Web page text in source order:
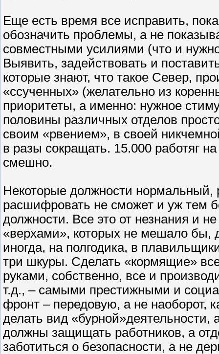
Еще есть время все исправить,
обозначить проблемы, а не
совместными усилиями (что и
Выявить, задействовать и
которые знают, что такое Север,
«ссученных» (желательно из
приоритеты, а именно: нужное
половины различных отделов
своим «рвением», в своей
в разы сокращать. 15.000 работяг
смешно.
Некоторые должности нормальный,
расшифровать не сможет и уж тем
должности. Все это от незнания и
«верхами», которых не мешало бы,
иногда, на полгодика, в
три шкуры. Сделать «кормящие»
руками, собственно, все и
т.д., – самыми престижными и
фронт – передовую, а не наоборот,
делать вид
должны защищать работников, а
заботиться о безопасности, а не